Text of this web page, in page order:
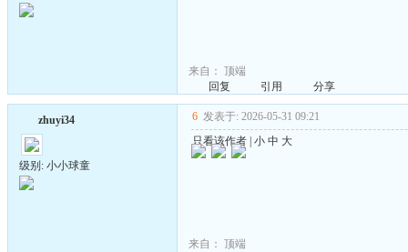
来自： 顶端
回复
引用 分享
zhuyi34
级别: 小小球童
6 发表于: 2026-05-31 09:21
只看该作者 小 中 大
来自： 顶端